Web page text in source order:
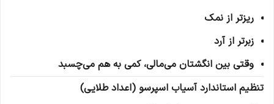
ریزتر از نمک
زبرتر از آرد
وقتی بین انگشتان می‌مالی، کمی به هم می‌چسبد
تنظیم استاندارد آسیاب اسپرسو (اعداد طلایی)